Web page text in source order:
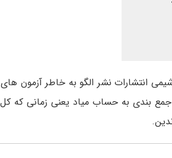
انتشارات نشر الگو به خاطر آزمون
جمع بندی به حساب میاد یعنی زمانی که